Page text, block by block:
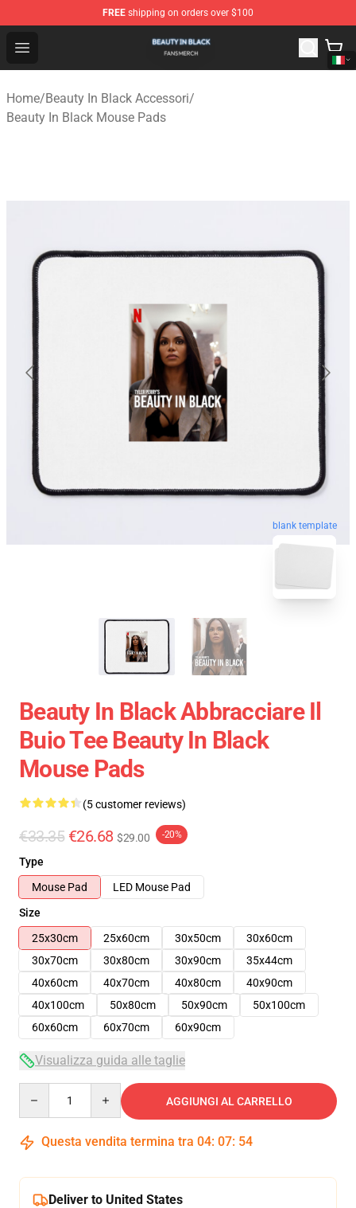
FREE shipping on orders over $100
Open menu
Beauty In Black Shop - Official Beauty In Black
Home/Beauty In Black Accessori/
Beauty In Black Mouse Pads
blank template
Beauty In Black Abbracciare Il
Buio Tee Beauty In Black
Mouse Pads
(5 customer reviews)
€33.35 €26.68 $29.00 -20%
Type
Mouse Pad
LED Mouse Pad
Size
25x30cm
25x60cm 30x50cm
30x60cm
30x70cm
30x80cm 30x90cm
35x44cm
40x60cm
40x70cm 40x80cm
40x90cm
40x100cm
50x80cm 50x90cm
50x100cm
60x60cm
60x70cm 60x90cm
Visualizza guida alle taglie
AGGIUNGI AL CARRELLO
Questa vendita termina tra 04: 07: 54
Deliver to United States